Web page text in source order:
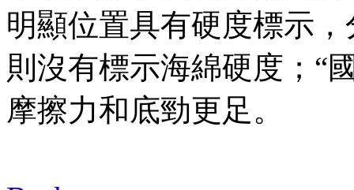
明顯位置具有硬度標示
則沒有標示海綿硬度；“
摩擦力和底勁更足。